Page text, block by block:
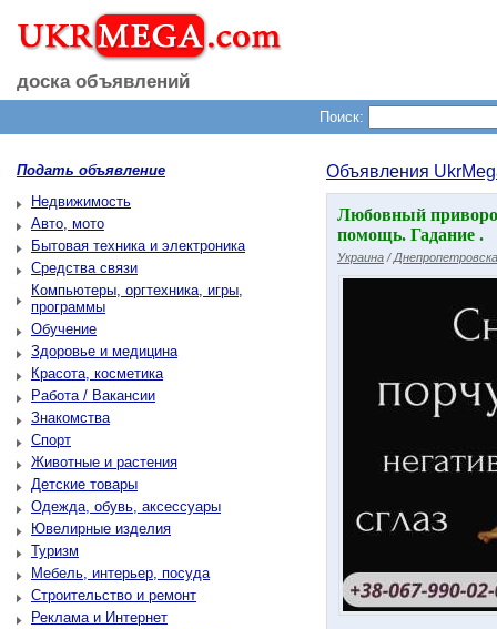
доска объявлений
Поиск:
Подать объявление
Недвижимость
Авто, мото
Бытовая техника и электроника
Средства связи
Компьютеры, оргтехника, игры,
программы
Обучение
Здоровье и медицина
Красота, косметика
Работа / Вакансии
Знакомства
Спорт
Животные и растения
Детские товары
Одежда, обувь, аксессуары
Ювелирные изделия
Туризм
Мебель, интерьер, посуда
Строительство и ремонт
Реклама и Интернет
Объявления
Любовный
помощь. Гадание .
Украина /